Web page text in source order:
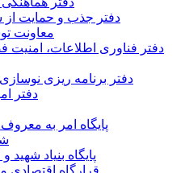
دفتر جذب و حمایت از
معاونت
دفتر فناوری اطلاعات،
دفتر برنامه ریزی
دفتر
پایگاه امر به
پایگاه بنیاد شهید
قرارگاه اقتصادی